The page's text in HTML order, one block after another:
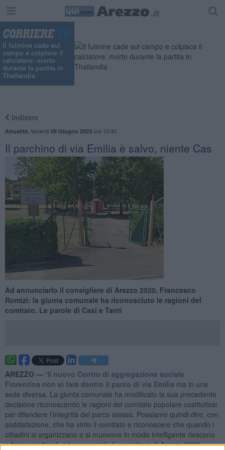
Il fulmine cade sul
campo e colpisce il
calciatore: morto
durante la partita in
Thailandia
Indietro
Attualità Venerdì 09 Giugno 2023ore 12:40
Il parchino di via Emilia è salvo, niente Cas
Ad annunciarlo il consigliere di Arezzo 2020, Francesco
Romizi: la giunta comunale ha riconosciuto le ragioni del
comitato. Le parole di Casi e Tanti
AREZZO — “Il nuovo Centro di aggregazione sociale
Fiorentina non si farà dentro il parco di via Emilia ma in una
sede diversa. La giunta comunale ha modificato la sua precedente
decisione riconoscendo le ragioni del comitato popolare costituitosi
per difendere l’integrità del parco stesso. Possiamo quindi dire, con
soddisfazione, che ha vinto il comitato e riconoscere che quando i
cittadini si organizzano e si muovono in modo intelligente riescono
a farsi ascoltare", ad annunciarlo il consigliere di Arezzo 2020,